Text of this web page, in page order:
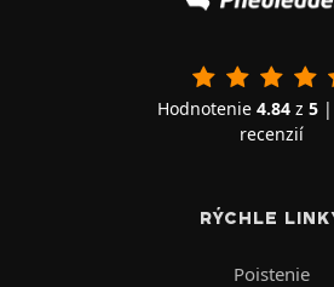
Hodnotenie 4.84z 5|
recenzií
RÝCHLE
Poistenie